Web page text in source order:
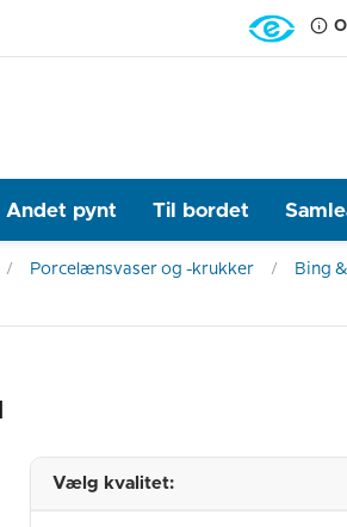
Andet pynt Til bordet
Porcelænsvaser og -krukker
Bing
Vælg kvalitet: